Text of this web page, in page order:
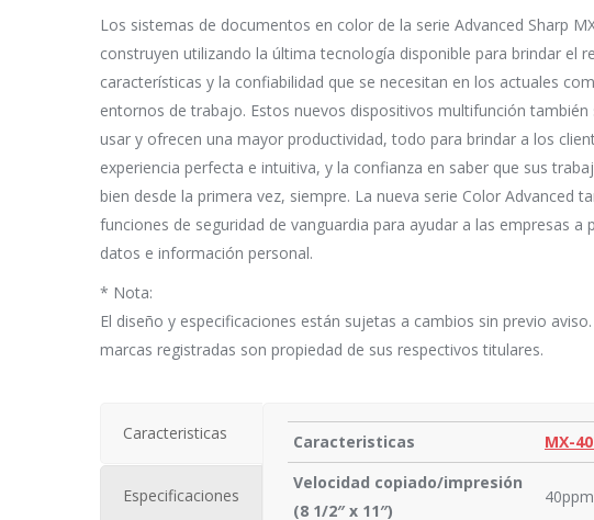
Los sistemas de documentos en color de la serie Advanced Sharp
construyen utilizando la última tecnología disponible para brindar el
características y la confiabilidad que se necesitan en los actuales
entornos de trabajo. Estos nuevos dispositivos multifunción también
usar y ofrecen una mayor productividad, todo para brindar a los
experiencia perfecta e intuitiva, y la confianza en saber que sus
bien desde la primera vez, siempre. La nueva serie Color Advanced
funciones de seguridad de vanguardia para ayudar a las empresas a
datos e información personal.
* Nota:
El diseño y especificaciones están sujetas a cambios sin previo
marcas registradas son propiedad de sus respectivos titulares.
Caracteristicas
Especificaciones
Caracteristicas MX-
Velocidad copiado/impresión
(8 1/2″ x 11″)
40ppm